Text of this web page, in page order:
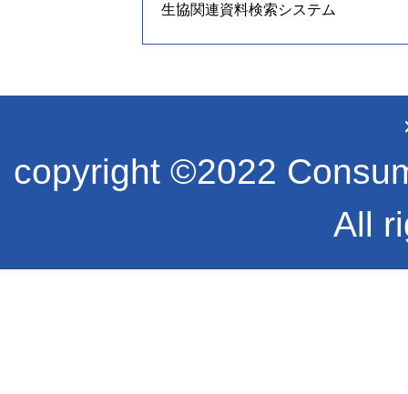
生協関連資料検索システム
copyright ©2022
All